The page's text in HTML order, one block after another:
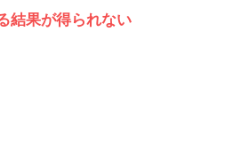
結果が得られない